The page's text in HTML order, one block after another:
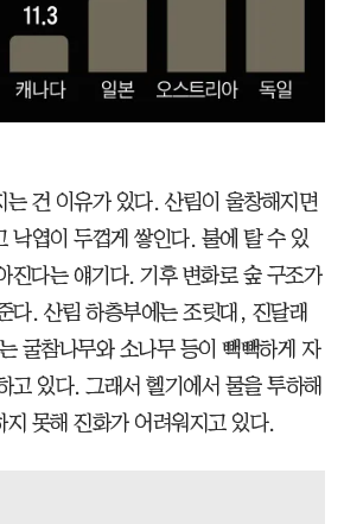
는 건 이유가 있다. 산림이 울창해지면
낙엽이 두껍게 쌓인다. 불에 탈 수 있
진다는 얘기다. 기후 변화로 숲 구조가
다. 산림 하층부에는 조릿대, 진달래
굴참나무와 소나무 등이 빽빽하게 자
고 있다. 그래서 헬기에서 물을 투하해
못해 진화가 어려워지고 있다.